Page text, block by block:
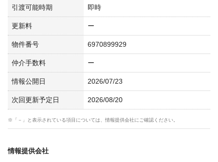
引渡可能時期 即時
更新料 ー
物件番号 6970899929
仲介手数料 ー
情報公開日 2026/07/23
次回更新予定日 2026/08/20
※「－」と表示されている項目については、情報提供会社にご確認ください。
情報提供会社